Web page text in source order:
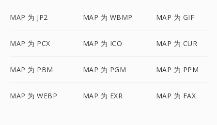
MAP 为 JP2 MAP 为 WBMP MAP 为 GIF
MAP 为 PCX MAP 为 ICO MAP 为 CUR
MAP 为 PBM MAP 为 PGM MAP 为 PPM
MAP 为 WEBP MAP 为 EXR MAP 为 FAX